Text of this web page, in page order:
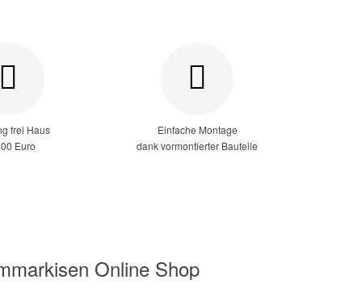
frei Haus
Euro
Einfache Montage
dank vormontierter Bauteile
Online Shop